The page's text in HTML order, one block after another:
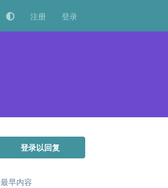
注册 登录
登录以回复
最早内容